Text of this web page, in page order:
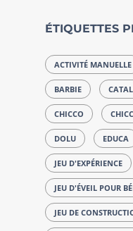
ÉTIQUETTES
ACTIVITÉ MANUELLE
BARBIE
CHICCO
DOLU EDUCA
JEU D'EXPÉRIENCE
JEU D'ÉVEIL POUR
JEU DE